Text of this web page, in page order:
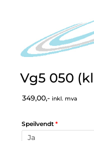
Vg5 050
349,00,- inkl. mva
Speilvendt *